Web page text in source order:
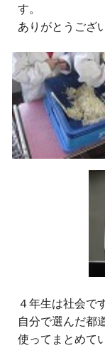
す。
ありがとうござ
４年生は社会です
自分で選んだ都
使ってまとめて